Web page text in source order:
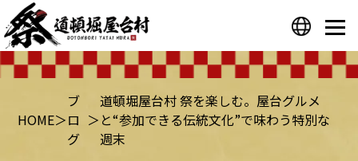
HOME＞
ブ
ロ
グ
＞
道頓堀屋台村 祭を楽しむ。屋台グルメ
と“参加できる伝統文化”で味わう特別な
週末